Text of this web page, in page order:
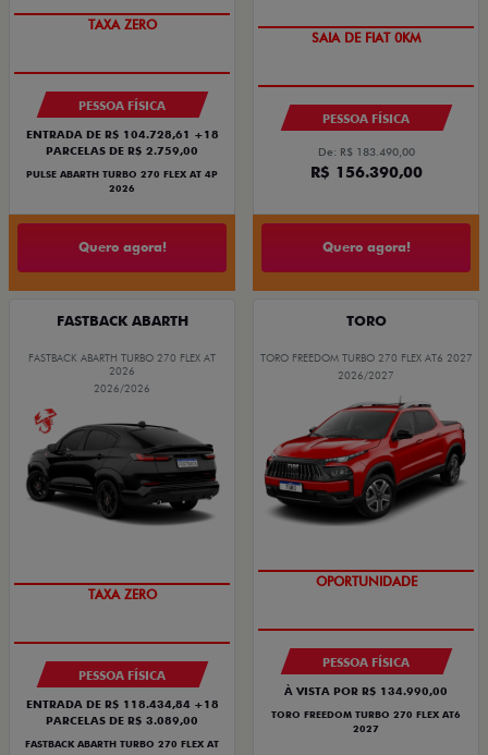
TAXA ZERO
PESSOA FÍSICA
ENTRADA DE R$ 104.728,61 +18
PARCELAS DE R$ 2.759,00
PULSE ABARTH TURBO 270 FLEX AT 4P
2026
Quero agora!
SAIA DE FIAT 0KM
PESSOA FÍSICA
De: R$ 183.490,00
R$ 156.390,00
Quero agora!
FASTBACK ABARTH
FASTBACK ABARTH TURBO 270 FLEX AT
2026
2026/2026
TAXA ZERO
PESSOA FÍSICA
ENTRADA DE R$ 118.434,84 +18
PARCELAS DE R$ 3.089,00
FASTBACK ABARTH TURBO 270 FLEX AT
TORO
TORO FREEDOM TURBO 270 FLEX AT6 2027
2026/2027
OPORTUNIDADE
PESSOA FÍSICA
À VISTA POR R$ 134.990,00
TORO FREEDOM TURBO 270 FLEX AT6
2027